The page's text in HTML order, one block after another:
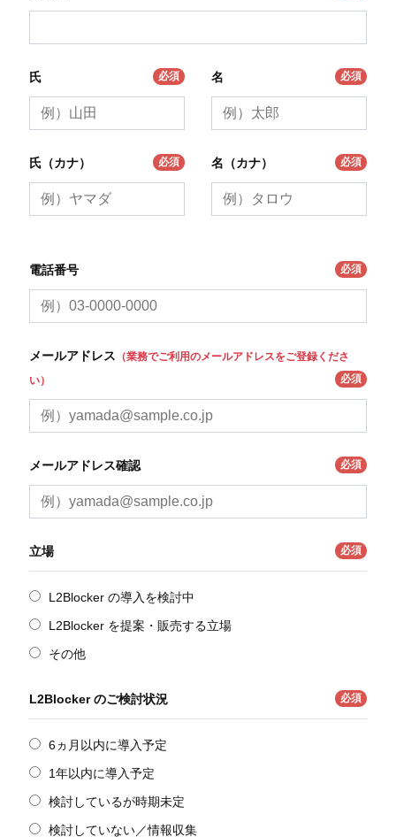
氏 必須 名 必須
氏（カナ） 必須 名（カナ） 必須
電話番号 必須
メールアドレス （業務でご利用のメールアドレスをご登録くださ
い）
必須
メールアドレス確認 必須
立場 必須
L2Blocker の導入を検討中
L2Blocker を提案・販売する立場
その他
L2Blocker のご検討状況 必須
6ヵ月以内に導入予定
1年以内に導入予定
検討しているが時期未定
検討していない／情報収集